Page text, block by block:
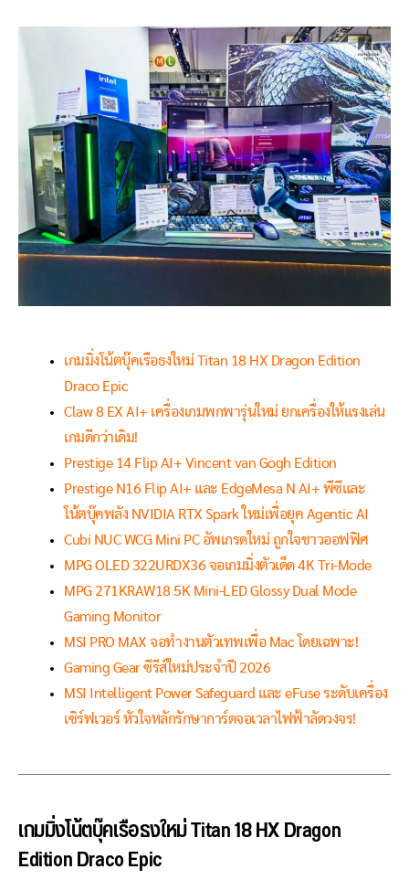
เกมมิ่งโน้ตบุ๊คเรือธงใหม่ Titan 18 HX Dragon Edition
Draco Epic
Claw 8 EX AI+ เครื่องเกมพกพารุ่นใหม่ ยกเครื่องให้แรงเล่น
เกมดีกว่าเดิม!
Prestige 14 Flip AI+ Vincent van Gogh Edition
Prestige N16 Flip AI+ และ EdgeMesa N AI+ พีซีและ
โน้ตบุ๊คพลัง NVIDIA RTX Spark ใหม่เพื่อยุค Agentic AI
Cubi NUC WCG Mini PC อัพเกรดใหม่ ถูกใจชาวออฟฟิศ
MPG OLED 322URDX36 จอเกมมิ่งตัวเด็ด 4K Tri-Mode
MPG 271KRAW18 5K Mini-LED Glossy Dual Mode
Gaming Monitor
MSI PRO MAX จอทำงานตัวเทพเพื่อ Mac โดยเฉพาะ!
Gaming Gear ซีรีส์ใหม่ประจำปี 2026
MSI Intelligent Power Safeguard และ eFuse ระดับเครื่อง
เซิร์ฟเวอร์ หัวใจหลักรักษาการ์ดจอเวลาไฟฟ้าลัดวงจร!
เกมมิ่งโน้ตบุ๊คเรือธงใหม่ Titan 18 HX Dragon
Edition Draco Epic